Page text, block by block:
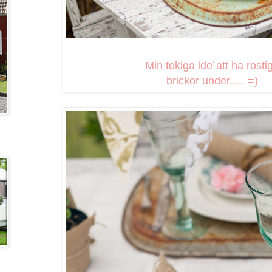
Min tokiga ide´att ha
brickor under..... =)